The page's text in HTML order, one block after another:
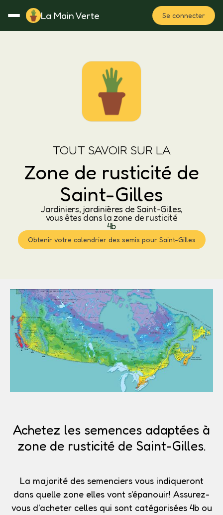
La Main Verte Se connecter
Notes Fertilisation
TOUT SAVOIR SUR LA
Zone de rusticité de
Saint-Gilles
Jardiniers, jardinières de Saint-Gilles,
vous êtes dans la zone de rusticité
4b
Obtenir votre calendrier des semis pour Saint-Gilles
Achetez les semences adaptées à
zone de rusticité de Saint-Gilles.
La majorité des semenciers vous indiqueront
dans quelle zone elles vont s'épanouir! Assurez-
vous d'acheter celles qui sont catégorisées 4bou